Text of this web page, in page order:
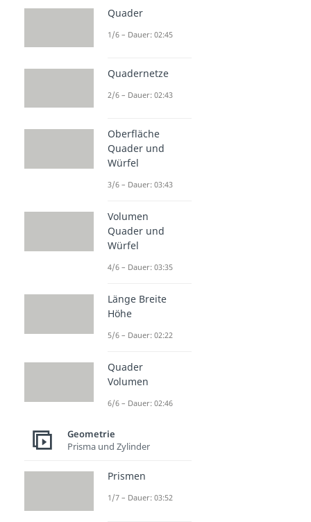
Quader
1/6 – Dauer: 02:45
Quadernetze
2/6 – Dauer: 02:43
Oberfläche
Quader und
Würfel
3/6 – Dauer: 03:43
Volumen
Quader und
Würfel
4/6 – Dauer: 03:35
Länge Breite
Höhe
5/6 – Dauer: 02:22
Quader
Volumen
6/6 – Dauer: 02:46
Geometrie
Prisma und Zylinder
Prismen
1/7 – Dauer: 03:52